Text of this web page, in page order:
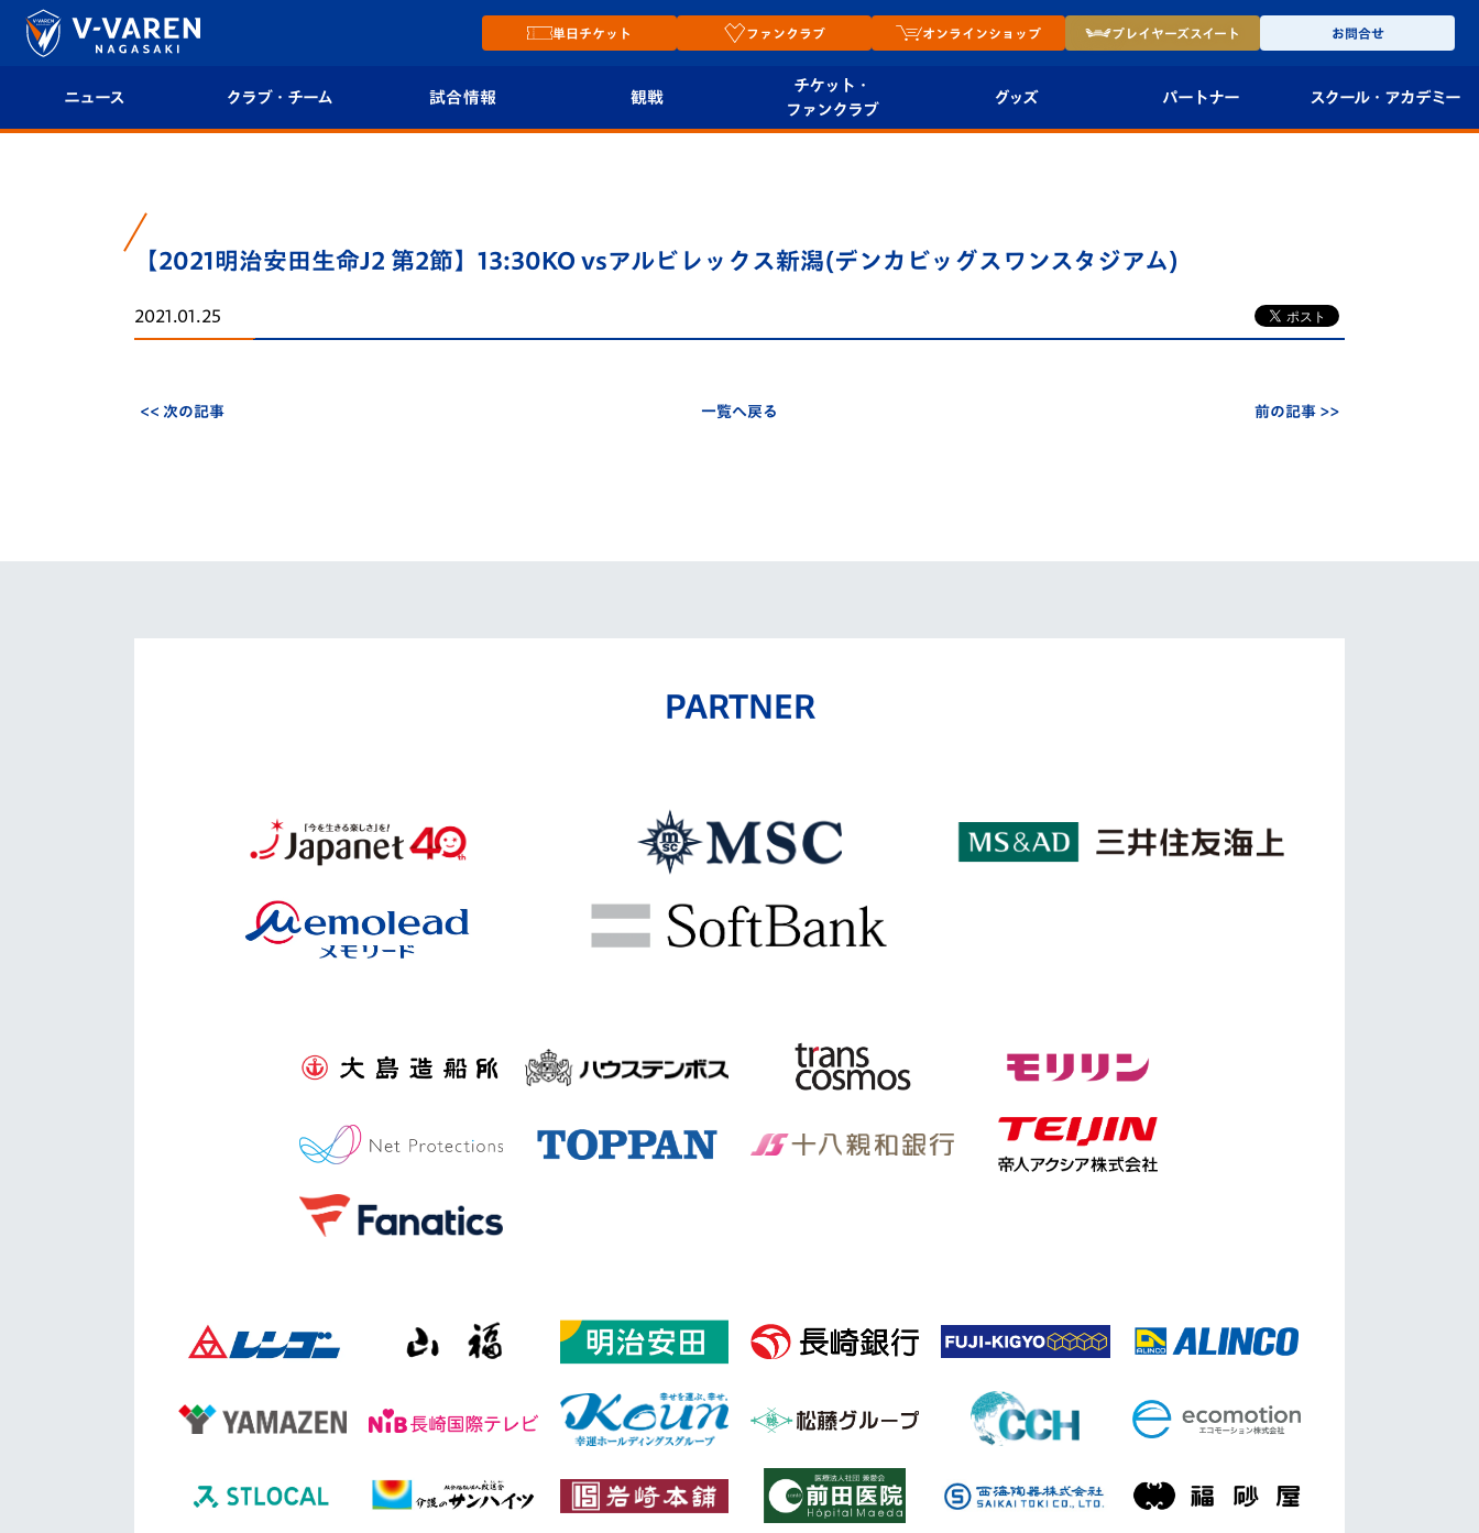
単日チケット ファンクラブ オンラインショップ プレイヤーズスイート お問合せ
ニュース クラブ・チーム
クラブ概要
エンブレム紹介
試合情報
順位表
観戦
チケット・
ファンクラブ
プレイヤーズスイート
グッズ パートナー
法人限定 VIP BOX
スクール・ アカデミー
U-12
【2021明治安田生命J2 第2節】13:30KO vsアルビレックス新潟(デンカビッグスワンスタジアム)
2021.01.25
<< 次の記事 一覧へ戻る 前の記事 >>
PARTNER